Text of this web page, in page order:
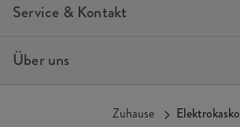
Service & Kontakt
Über uns
Zuhause Elektrokasko